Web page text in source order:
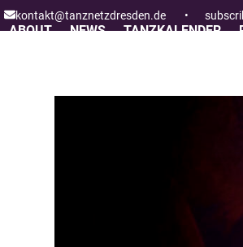
Skip
to
kontakt@tanznetzdresden.de •
ABOUT NEWS TANZKALENDER